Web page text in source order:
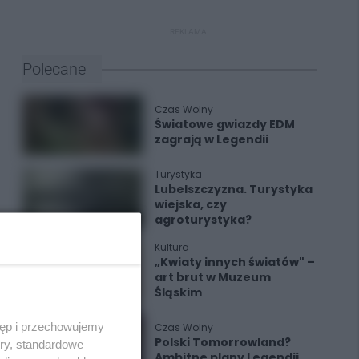
Polecane
Czas Wolny
Światowe gwiazdy EDM
zagrają w Legendii
Turystyka
Lubelszczyzna. Turystyka
wiejska, czy
agroturystyka?
Kultura
„Kwiaty innych światów" –
art brut w Muzeum
Śląskim
Czas Wolny
Polski Tomorrowland?
i przechowujemy
standardowe